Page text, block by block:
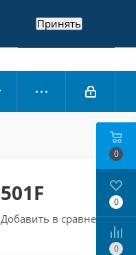
Заказать звонок
Добавить в сравнения
0
0
0
Принять